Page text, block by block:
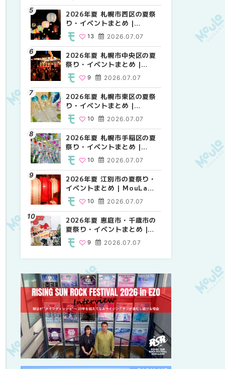
2026年夏 札幌市西区の夏祭
り・イベントまとめ |
MouLa HOKKAIDO
2026.07.07
13
2026年夏 札幌市中央区の夏
祭り・イベントまとめ |
MouLa HOKKAIDO
2026.07.07
9
2026年夏 札幌市東区の夏祭
り・イベントまとめ |
MouLa HOKKAIDO
2026.07.07
10
2026年夏 札幌市手稲区の夏
祭り・イベントまとめ |
MouLa HOKKAIDO
2026.07.07
10
2026年夏 江別市の夏祭り・
イベントまとめ | MouLa
HOKKAIDO 2026.07.07
10
2026年夏 恵庭市・千歳市の
夏祭り・イベントまとめ |
MouLa HOKKAIDO
2026.07.07
9
2026年夏 札幌市北区の夏祭
り・イベントまとめ |
9
2026年夏 札幌市清田区の夏
祭り・イベントまとめ |
6
2026年夏 札幌市手稲区の夏
祭り・イベントまとめ |
10
2026年夏 札幌市中央区の夏
祭り・イベントまとめ |
9
2026年夏 札幌市南区の夏祭
り・イベントまとめ |
8
札幌の麻辣湯（マーラータ
ン）おすすめ専門店9選！本
徹底比較 | MouLa
5
2026年夏 札幌市清田区の夏
祭り・イベントまとめ |
6
2026年夏 札幌市手稲区の夏
祭り・イベントまとめ |
10
2026年夏 札幌市豊平区の夏
祭り・イベントまとめ |
9
2026年夏 札幌市東区の夏祭
り・イベントまとめ |
10
2026年夏 札幌市南区の夏祭
り・イベントまとめ |
8
札幌の麻辣湯（マーラータ
ン）おすすめ専門店6選！本
徹底比較 | MouLa
5